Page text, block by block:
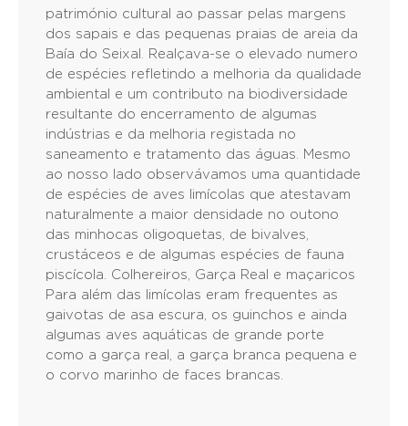
património cultural ao passar pelas margens
dos sapais e das pequenas praias de areia da
Baía do Seixal. Realçava-se o elevado numero
de espécies refletindo a melhoria da qualidade
ambiental e um contributo na biodiversidade
resultante do encerramento de algumas
indústrias e da melhoria registada no
saneamento e tratamento das águas. Mesmo
ao nosso lado observávamos uma quantidade
de espécies de aves limícolas que atestavam
naturalmente a maior densidade no outono
das minhocas oligoquetas, de bivalves,
crustáceos e de algumas espécies de fauna
piscícola. Colhereiros, Garça Real e maçaricos
Para além das limícolas eram frequentes as
gaivotas de asa escura, os guinchos e ainda
algumas aves aquáticas de grande porte
como a garça real, a garça branca pequena e
o corvo marinho de faces brancas.